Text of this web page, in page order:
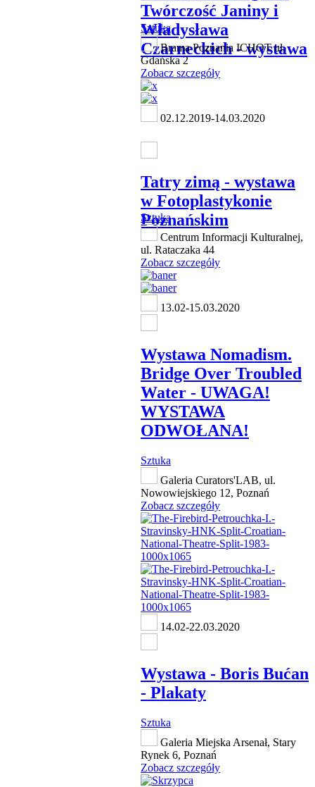
Twórczość Janiny i
Władysława
Czarneckich - wystawa
Sztuka
Brama Poznania ICHOT ul.
Gdańska 2
Zobacz szczegóły
02.12.2019-14.03.2020
Tatry zimą - wystawa
w Fotoplastykonie
Poznańskim
Sztuka
Centrum Informacji Kulturalnej,
ul. Rataczaka 44
Zobacz szczegóły
13.02-15.03.2020
Wystawa Nomadism.
Bridge Over Troubled
Water - UWAGA!
WYSTAWA
ODWOŁANA!
Sztuka
Galeria Curators'LAB, ul.
Nowowiejskiego 12, Poznań
Zobacz szczegóły
14.02-22.03.2020
Wystawa - Boris Bućan
- Plakaty
Sztuka
Galeria Miejska Arsenał, Stary
Rynek 6, Poznań
Zobacz szczegóły